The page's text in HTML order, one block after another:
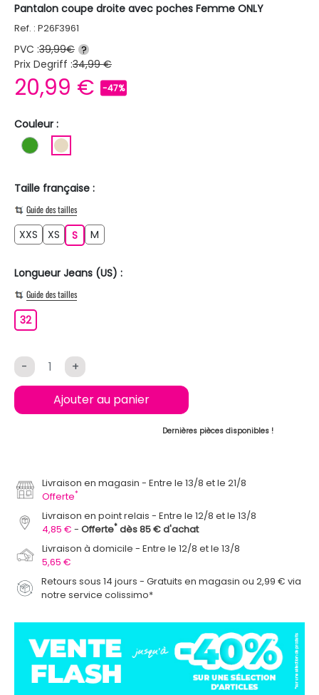
Pantalon coupe droite avec poches Femme ONLY
Ref. : P26F3961
PVC :39,99€ ?
Prix Degriff :34,99 €
20,99 € -47%
Couleur :
VERT
Taille française :
Guide des tailles
XXS XXS
XS SS M
Longueur Jeans (US) :
Guide des tailles
3232
- +
Ajouter au panier
Dernières pièces disponibles !
Livraison en magasin
Entre le 13/8 et le 21/8
Offerte*
Livraison en point relais
Entre le 12/8 et le 13/8
4,85 €
Offerte* dès 85 € d'achat
Livraison à domicile
Entre le 12/8 et le 13/8
5,65 €
Retours sous 14 jours - Gratuits en magasin ou 2,99 € via
notre service colissimo*